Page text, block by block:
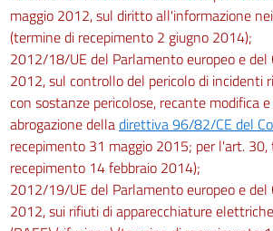
maggio 2012, sul diritto all'informazione
(termine di recepimento 2 giugno 2014);
2012/18/UE del Parlamento europeo e del
2012, sul controllo del pericolo di incidenti
con sostanze pericolose, recante modifica
abrogazione delladirettiva 96/82/CE del
recepimento 31 maggio 2015; per l'art.
recepimento 14 febbraio 2014);
2012/19/UE del Parlamento europeo e del
2012, sui rifiuti di apparecchiature